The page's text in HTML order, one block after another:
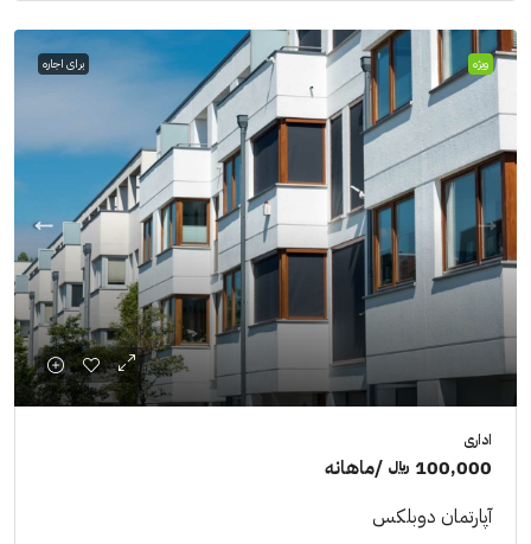
ویژه برای اجاره
اداری
100,000 ﷼
/ماهانه
آپارتمان دوبلکس